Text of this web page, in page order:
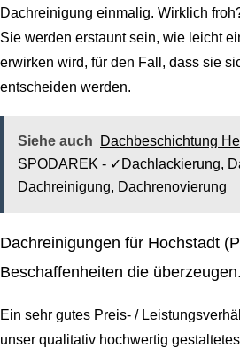
Dachreinigung einmalig. Wirklich
Sie werden erstaunt sein, wie leicht
erwirken wird, für den Fall, dass sie
entscheiden werden.
Siehe auch
Dachbeschichtung
SPODAREK - ✓Dachlackierung,
Dachreinigung, Dachrenovierung
Dachreinigungen für Hochstadt
Beschaffenheiten die überzeugen.
Ein sehr gutes Preis- /
unser qualitativ hochwertig